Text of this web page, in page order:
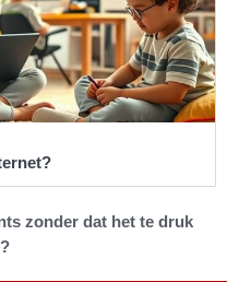
zonder dat het te druk